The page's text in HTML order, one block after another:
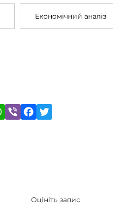
Економічний аналіз
Оцініть запис